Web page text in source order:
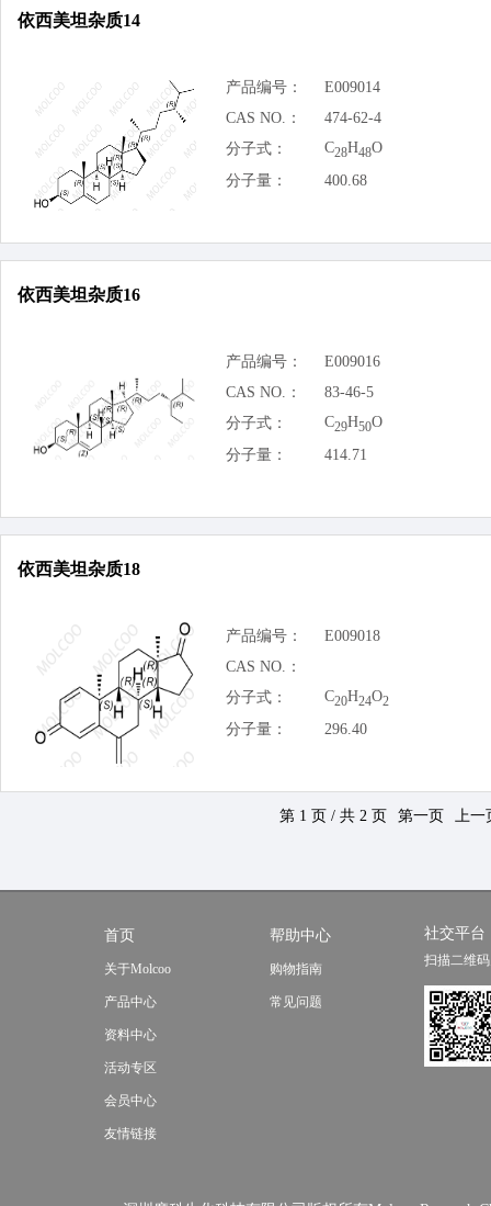
依西美坦杂质14
产品编号：
E009014
CAS NO.：
474-62-4
分子式：
C28H48O
分子量：
400.68
依西美坦杂质16
产品编号：
E009016
CAS NO.：
83-46-5
分子式：
C29H50O
分子量：
414.71
依西美坦杂质18
产品编号：
E009018
CAS NO.：
分子式：
C20H24O2
分子量： 296.40
第 1 页 / 共 2 页 第一页 上一
首页
关于Molcoo
产品中心
资料中心
活动专区
会员中心
友情链接
帮助中心
购物指南
常见问题
社交平台
扫描二维